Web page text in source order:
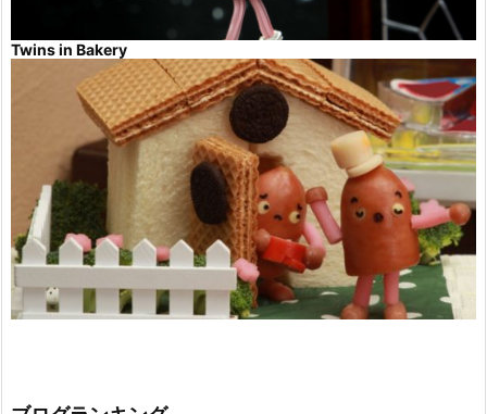
Twins in Bakery